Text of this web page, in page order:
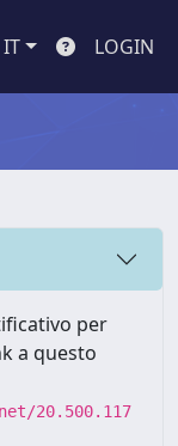
IT LOGIN
per
a questo
20.500.117